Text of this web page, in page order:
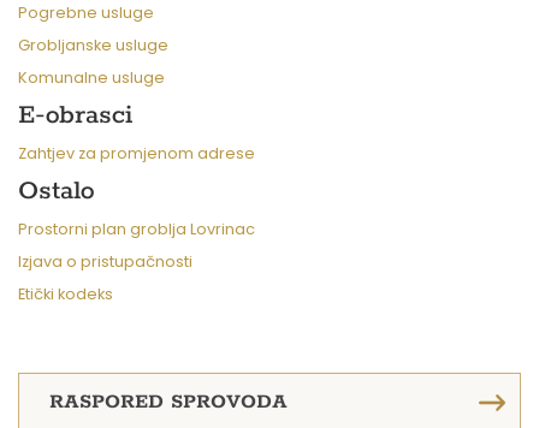
Pogrebne usluge
Grobljanske usluge
Komunalne usluge
E-obrasci
Zahtjev za promjenom adrese
Ostalo
Prostorni plan groblja Lovrinac
Izjava o pristupačnosti
Etički kodeks
RASPORED SPROVODA